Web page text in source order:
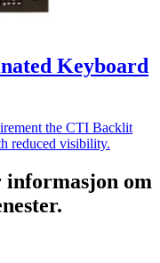
Keyboard
the CTI Backlit
reduced visibility.
informasjon om